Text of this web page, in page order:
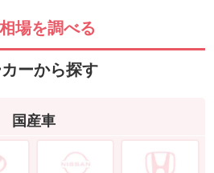
場を調べる
ーから探す
国産車